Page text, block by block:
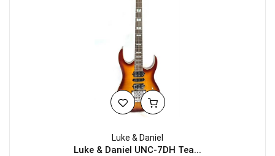
Luke & Daniel
Luke & Daniel UNC-7DH Tea...